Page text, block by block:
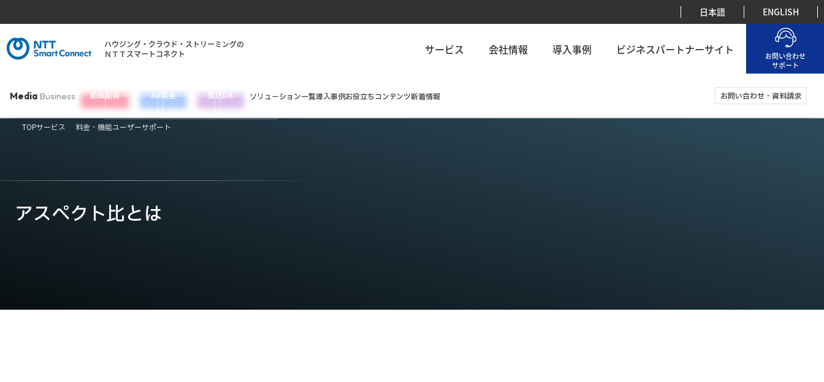
日本語 ENGLISH
ハウジング・クラウド・ストリーミングの
ＮＴＴスマートコネクト
サービス 会社情報 導入事例 ビジネスパートナーサイト
お問い合わせ
サポート
MediaBusiness 動画配信 XR関連 放送DX ソリューション一覧導入事例お役立ちコンテンツ新着情報 お問い合わせ・資料請求
TOPサービス 料金・機能ユーザーサポート
アスペクト比とは